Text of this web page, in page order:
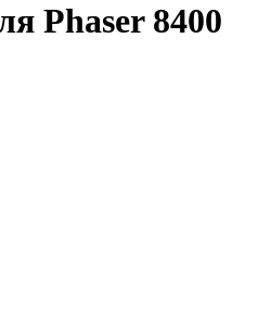
Phaser 8400